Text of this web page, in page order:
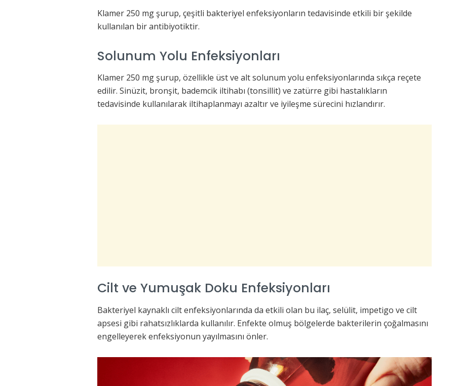
Klamer 250 mg şurup, çeşitli bakteriyel enfeksiyonların tedavisinde etkili bir şekilde
kullanılan bir antibiyotiktir.
Solunum Yolu Enfeksiyonları
Klamer 250 mg şurup, özellikle üst ve alt solunum yolu enfeksiyonlarında sıkça reçete
edilir. Sinüzit, bronşit, bademcik iltihabı (tonsillit) ve zatürre gibi hastalıkların
tedavisinde kullanılarak iltihaplanmayı azaltır ve iyileşme sürecini hızlandırır.
Cilt ve Yumuşak Doku Enfeksiyonları
Bakteriyel kaynaklı cilt enfeksiyonlarında da etkili olan bu ilaç, selülit, impetigo ve cilt
apsesi gibi rahatsızlıklarda kullanılır. Enfekte olmuş bölgelerde bakterilerin çoğalmasını
engelleyerek enfeksiyonun yayılmasını önler.